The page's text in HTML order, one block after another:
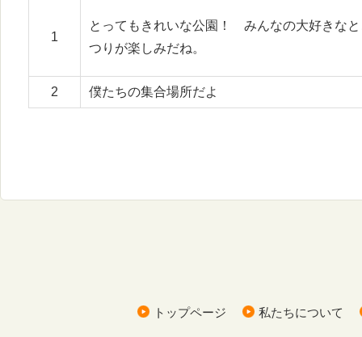
1
とってもきれいな公園！ みんなの大好きな
つりが楽しみだね。
2 僕たちの集合場所だよ
トップページ 私たちについて